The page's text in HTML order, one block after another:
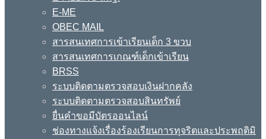
E-ME
OBEC MAIL
สารสนเทศการเข้าเรียนเด็ก 3 ขวบ
สารสนเทศการเกณฑ์เด็กเข้าเรียน
BRSS
ระบบติดตามตรวจสอบเงินฝากคลัง
ระบบติดตามตรวจสอบสินทรัพย์
ยื่นคำขอมีบัตรออนไลน์
ช่องทางแจ้งเรื่องร้องเรียนการทุจริตและประพฤติมิ